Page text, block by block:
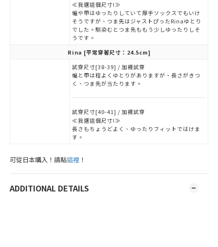
≪我選這個尺寸!≫
幅や甲はゆったりしていて厚手ソックスでもいけ
そうですが、つま先はジャストぴったRinaゆとり
でした。馴染むとつま先ももう少しゆったりしそ
うです。
Rina [平常穿著尺寸：24.5cm]
試穿尺寸[38-39] / 加襪試穿
幅と甲は程よくゆとりがありますが、長さがきつ
く、つま先が当たります。
試穿尺寸[40-41] / 加襪試穿
≪我選這個尺寸!≫
長さもちょうどよく、ゆったりフィットではけま
す。
可從日本購入！請點這裡 ！
ADDITIONAL DETAILS